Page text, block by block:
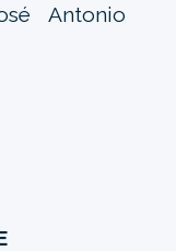
Antonio